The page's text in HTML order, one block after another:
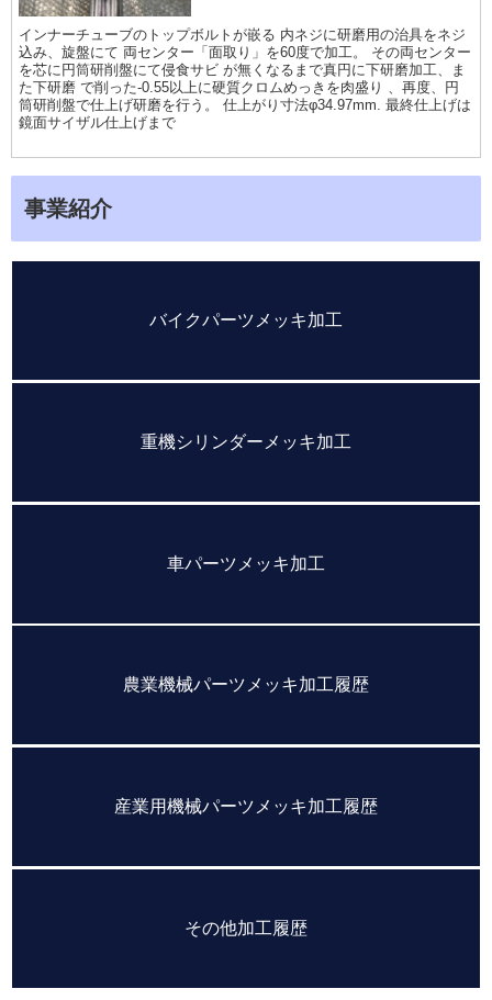
インナーチューブのトップボルトが嵌る 内ネジに研磨用の治具をネジ
込み、旋盤にて 両センター「面取り」を60度で加工。 その両センター
を芯に円筒研削盤にて侵食サビ が無くなるまで真円に下研磨加工、ま
た下研磨 で削った-0.55以上に硬質クロムめっきを肉盛り 、再度、円
筒研削盤で仕上げ研磨を行う。 仕上がり寸法φ34.97mm. 最終仕上げは
鏡面サイザル仕上げまで
事業紹介
バイクパーツメッキ加工
重機シリンダーメッキ加工
車パーツメッキ加工
農業機械パーツメッキ加工履歴
産業用機械パーツメッキ加工履歴
その他加工履歴